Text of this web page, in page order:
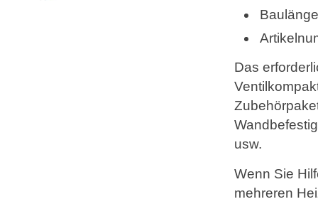
Das
usw.
Wenn Sie
mehreren